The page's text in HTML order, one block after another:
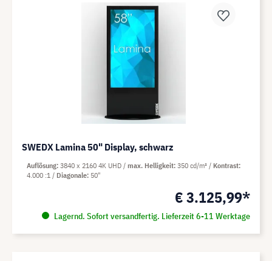
SWEDX Lamina 50" Display, schwarz
€ 3.125,99*
Lagernd. Sofort versandfertig. Lieferzeit 6-11 Werktage
Auflösung 3840 x 2160 4K UHD max. Helligkeit 350 cd/m²
Kontrast
4.000 :1
Diagonale 50"